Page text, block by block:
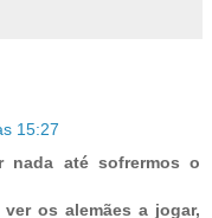
15:27
nada até sofrermos o
os alemães a jogar,